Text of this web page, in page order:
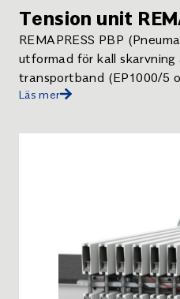
Tension unit
REMAPRESS PBP
utformad för kall
transportband (EP1000/5
220 V Inkl. bärbar
Läs mer